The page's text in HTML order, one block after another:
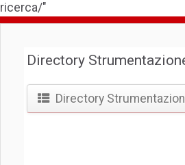
ricerca/"
Directory
Directory